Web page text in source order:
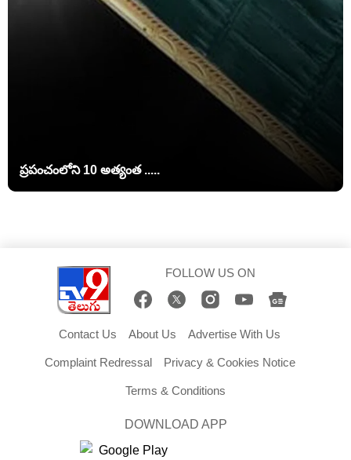
ప్రపంచంలోని 10 అత్యంత .....
FOLLOW US ON
Contact Us About Us Advertise With Us
Complaint Redressal Privacy & Cookies Notice
Terms & Conditions
DOWNLOAD APP